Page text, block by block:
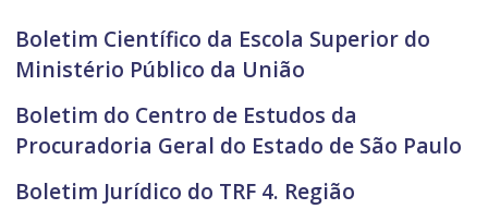
Boletim Científico da Escola Superior do
Ministério Público da União
Boletim do Centro de Estudos da
Procuradoria Geral do Estado de São Paulo
Boletim Jurídico do TRF 4. Região